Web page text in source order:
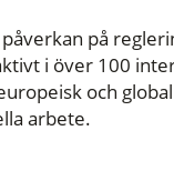
på
i över 100
och global
arbete.